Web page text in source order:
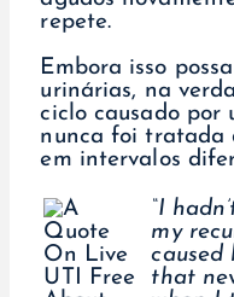
repete.
Embora isso
urinárias, na
ciclo causado por
nunca foi tratada
em intervalos
“I
my
caused
that